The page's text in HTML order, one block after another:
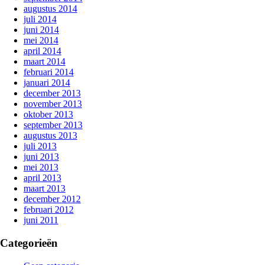
augustus 2014
juli 2014
juni 2014
mei 2014
april 2014
maart 2014
februari 2014
januari 2014
december 2013
november 2013
oktober 2013
september 2013
augustus 2013
juli 2013
juni 2013
mei 2013
april 2013
maart 2013
december 2012
februari 2012
juni 2011
Categorieën